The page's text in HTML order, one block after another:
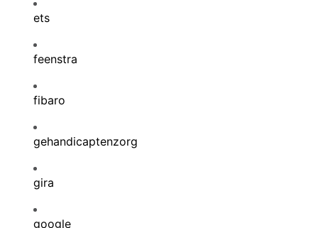
ets
feenstra
fibaro
gehandicaptenzorg
gira
google